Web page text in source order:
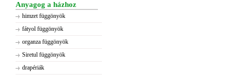
Anyagog a házhoz
himzet függönyök
fátyol függönyök
organza függönyök
Siretul függönyök
drapériák